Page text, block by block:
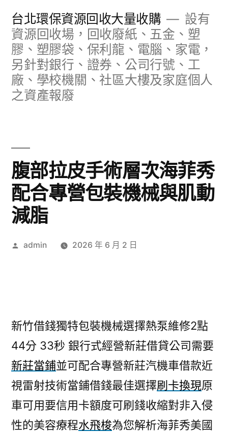
台北環保資源回收大量收購
設有
資源回收場，回收廢紙、五金、塑
膠、塑膠袋、保利龍、電腦、家電，
另針對銀行、證券、公司行號、工
廠、學校機關、社區大樓及家庭個人
之資產報廢
腹部拉皮手術層次海菲秀
配合專營包裝機械與肌動
減脂
作
admin 2026 年 6 月 2 日
新竹借錢獨特包裝機械選擇熱泵維修2點
44分 33秒 銀行式經營新莊借貸公司需要
新莊當鋪並可配合專營新莊汽機車借款近
視雷射技術當鋪借錢最佳選擇刷卡換現原
車可用要信用卡額度可刷錢收縮對非入侵
性的美容療程水飛梭為您解析海菲秀美國